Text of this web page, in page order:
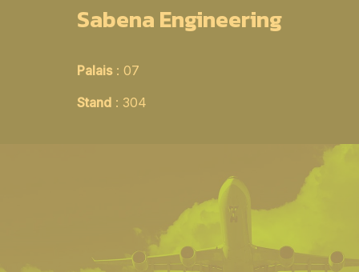
Sabena Engineering
Palais: 07
Stand: 304